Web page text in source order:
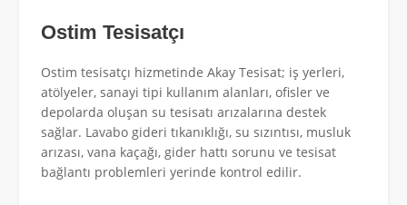
Ostim Tesisatçı
Ostim tesisatçı hizmetinde Akay Tesisat; iş yerleri,
atölyeler, sanayi tipi kullanım alanları, ofisler ve
depolarda oluşan su tesisatı arızalarına destek
sağlar. Lavabo gideri tıkanıklığı, su sızıntısı, musluk
arızası, vana kaçağı, gider hattı sorunu ve tesisat
bağlantı problemleri yerinde kontrol edilir.